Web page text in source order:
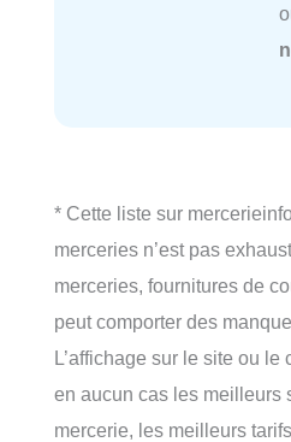
* Cette liste sur
merceries n’est pas
merceries, fournitures de
peut comporter des
L’affichage sur le site ou le
en aucun cas les meilleurs
mercerie, les meilleurs